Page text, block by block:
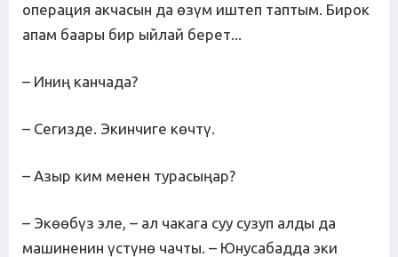
операция акчасын да өзүм иштеп таптым. Бирок
апам баары бир ыйлай берет...
– Иниң канчада?
– Сегизде. Экинчиге көчтү.
– Азыр ким менен турасыңар?
– Экөөбүз эле, – ал чакага суу сузуп алды да
машиненин үстүнө чачты. – Юнусабадда эки